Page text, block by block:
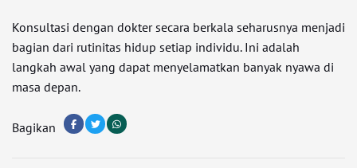
Konsultasi dengan dokter secara berkala seharusnya menjadi
bagian dari rutinitas hidup setiap individu. Ini adalah
langkah awal yang dapat menyelamatkan banyak nyawa di
masa depan.
Bagikan